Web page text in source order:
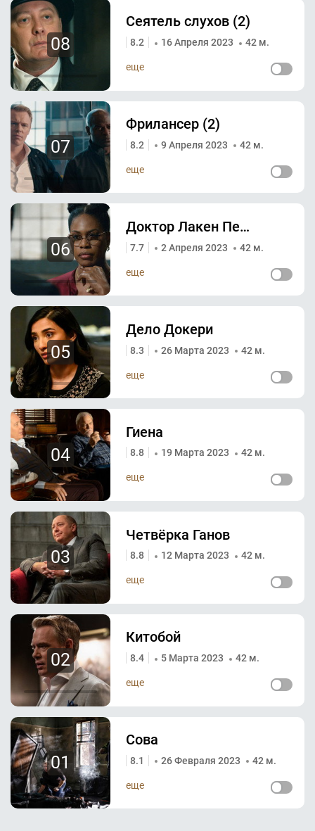
08
Сеятель слухов (2)
8.2 16 Апреля 2023 42 м.
еще
07
Фрилансер (2)
8.2 9 Апреля 2023 42 м.
еще
06
Доктор Лакен Периллос (2)
7.7 2 Апреля 2023 42 м.
еще
05
Дело Докери
8.3 26 Марта 2023 42 м.
еще
04
Гиена
8.8 19 Марта 2023 42 м.
еще
03
Четвёрка Ганов
8.8 12 Марта 2023 42 м.
еще
02
Китобой
8.4 5 Марта 2023 42 м.
еще
01
Сова
8.1 26 Февраля 2023 42 м.
еще